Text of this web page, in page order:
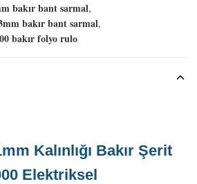
bakır bant sarmal,
bakır bant sarmal,
bakır folyo rulo
Kalınlığı Bakır Şerit
Elektriksel